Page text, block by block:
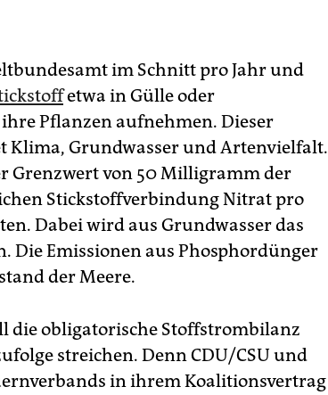
im Schnitt pro Jahr und
etwa in Gülle oder
Pflanzen aufnehmen. Dieser
Klima, Grundwasser und Artenvielfalt.
Grenzwert von 50 Milligramm der
Stickstoffverbindung Nitrat pro
Dabei wird aus Grundwasser das
Die Emissionen aus Phosphordünger
der Meere.
die obligatorische Stoffstrombilanz
streichen. Denn CDU/CSU und
in ihrem Koalitionsvertrag